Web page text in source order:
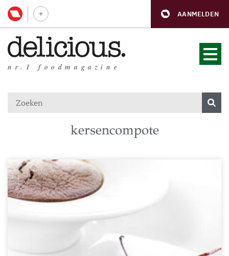
AANMELDEN
nr.1 foodmagazine
kersencompote